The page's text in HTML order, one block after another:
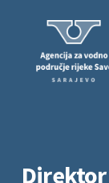
Direktor